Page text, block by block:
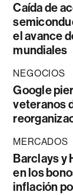
Caída de
el avance
mundiales
NEGOCIOS
Google
veteranos
MERCADOS
Barclays y
en los
inflación